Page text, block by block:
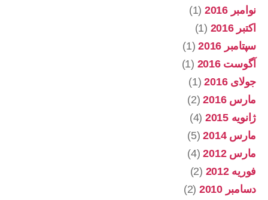
نوامبر 2016
(1)
اکتبر 2016
(1)
سپتامبر 2016
(1)
آگوست 2016
(1)
جولای 2016
(1)
مارس 2016
(2)
ژانویه 2015
(4)
مارس 2014
(5)
مارس 2012
(4)
فوریه 2012
(2)
دسامبر 2010
(2)